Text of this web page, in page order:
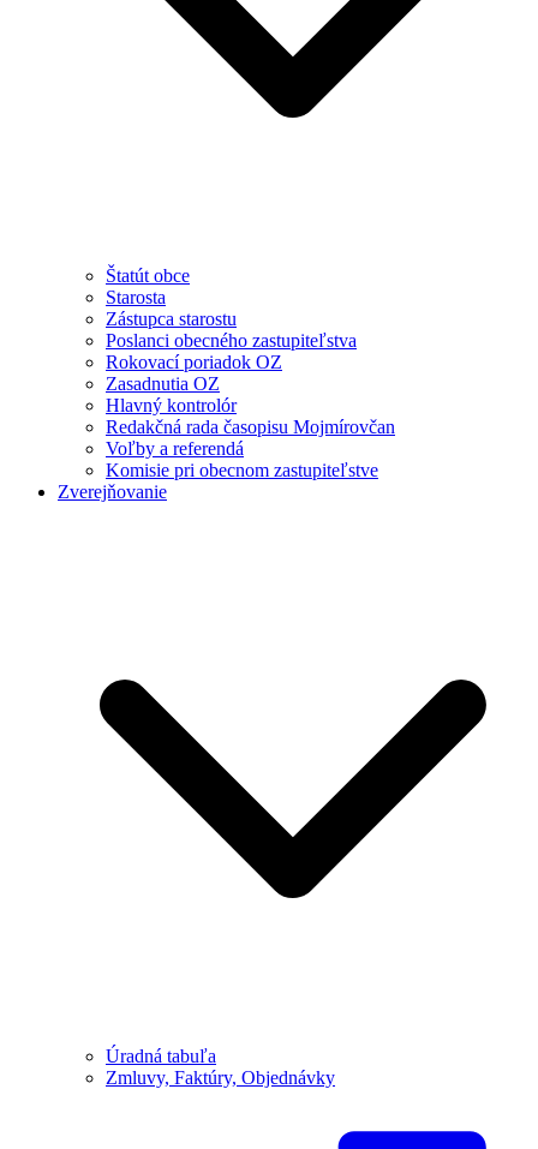
Štatút obce
Starosta
Zástupca starostu
Poslanci obecného zastupiteľstva
Rokovací poriadok OZ
Zasadnutia OZ
Hlavný kontrolór
Redakčná rada časopisu Mojmírovčan
Voľby a referendá
Komisie pri obecnom zastupiteľstve
Zverejňovanie
Úradná tabuľa
Zmluvy, Faktúry, Objednávky